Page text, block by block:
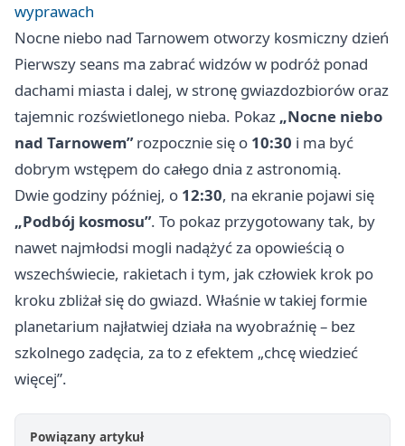
wyprawach
Nocne niebo nad Tarnowem otworzy kosmiczny dzień
Pierwszy seans ma zabrać widzów w podróż ponad
dachami miasta i dalej, w stronę gwiazdozbiorów oraz
tajemnic rozświetlonego nieba. Pokaz „Nocne niebo
nad Tarnowem”rozpocznie się o 10:30 i ma być
dobrym wstępem do całego dnia z astronomią.
Dwie godziny później, o 12:30, na ekranie pojawi się
„Podbój kosmosu”. To pokaz przygotowany tak, by
nawet najmłodsi mogli nadążyć za opowieścią o
wszechświecie, rakietach i tym, jak człowiek krok po
kroku zbliżał się do gwiazd. Właśnie w takiej formie
planetarium najłatwiej działa na wyobraźnię – bez
szkolnego zadęcia, za to z efektem „chcę wiedzieć
więcej”.
Powiązany artykuł